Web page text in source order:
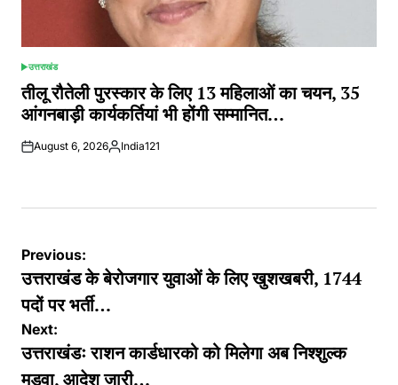
POSTED
IN
उत्तराखंड
तीलू रौतेली पुरस्कार के लिए 13 महिलाओं का चयन, 35
आंगनबाड़ी कार्यकर्तियां भी होंगी सम्मानित…
August 6, 2026Posted
India121
Post
navigation
Previous:
उत्तराखंड के बेरोजगार युवाओं के लिए खुशखबरी, 1744
पदों पर भर्ती…
Next:
उत्तराखंडः राशन कार्डधारको को मिलेगा अब निश्शुल्क
मडुवा, आदेश जारी…